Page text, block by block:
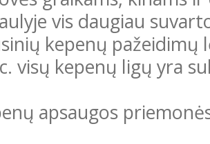
vis daugiau
kepenų pažeidimų
visų kepenų ligų yra
apsaugos